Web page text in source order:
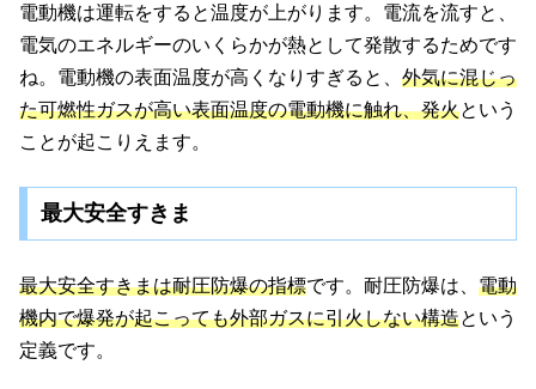
電動機は運転をすると温度が上がります。電流を流すと、
電気のエネルギーのいくらかが熱として発散するためです
ね。電動機の表面温度が高くなりすぎると、 外気に混じっ
た可燃性ガスが高い表面温度の電動機に触れ、発火という
ことが起こりえます。
最大安全すきま
最大安全すきまは耐圧防爆の指標です。耐圧防爆は、 電動
機内で爆発が起こっても外部ガスに引火しない構造という
定義です。